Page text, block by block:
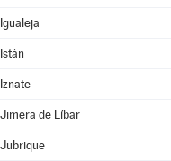
Igualeja
Istán
Iznate
Jimera de Líbar
Jubrique